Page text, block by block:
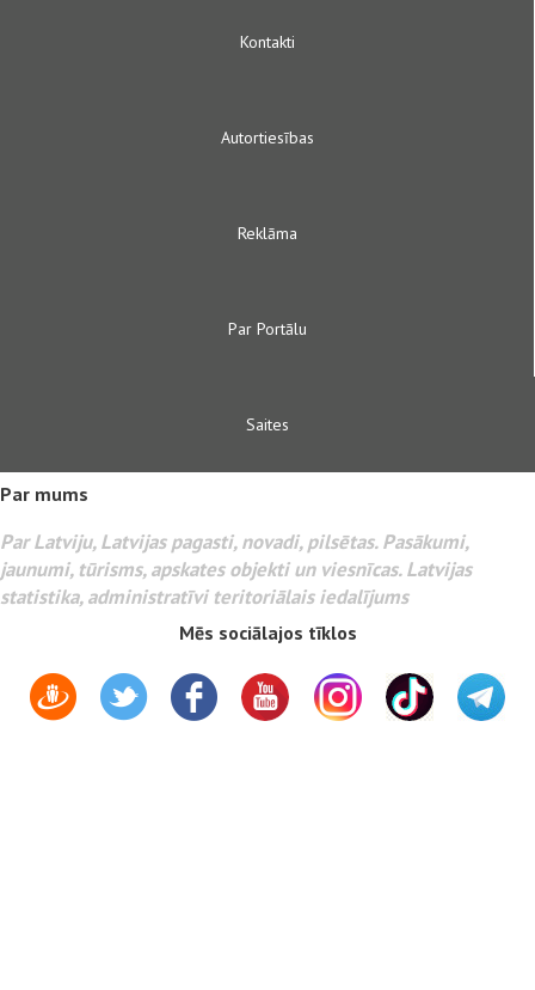
Kontakti
Autortiesības
Reklāma
Par Portālu
Saites
Par mums
Par Latviju, Latvijas pagasti, novadi, pilsētas. Pasākumi,
jaunumi, tūrisms, apskates objekti un viesnīcas. Latvijas
statistika, administratīvi teritoriālais iedalījums
Mēs sociālajos tīklos